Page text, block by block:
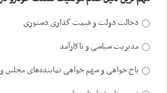
دخالت دولت و قیمت گذاری دستوری
مدیریت سیاسی و ناکارآمد
باج خواهی و سهم خواهی نماینده‌های مجلس و